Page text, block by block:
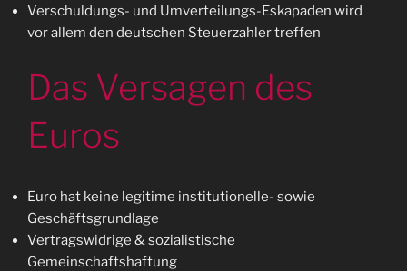
Verschuldungs- und Umverteilungs-Eskapaden wird
vor allem den deutschen Steuerzahler treffen
Das Versagen des
Euros
Euro hat keine legitime institutionelle- sowie
Geschäftsgrundlage
Vertragswidrige & sozialistische
Gemeinschaftshaftung